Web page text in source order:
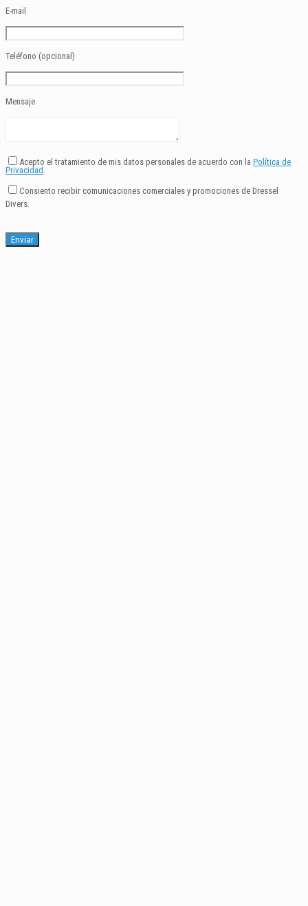
E-mail
Teléfono (opcional)
Mensaje
Acepto el tratamiento de mis datos personales de acuerdo con la Política de
Privacidad .
Consiento recibir comunicaciones comerciales y promociones de Dressel
Divers.